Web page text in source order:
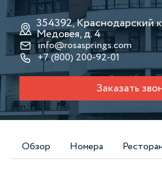
354392, Краснодарский
Медовея, д. 4
info@rosasprings.com
+7 (800) 200-92-01
Заказать
Обзор Номера